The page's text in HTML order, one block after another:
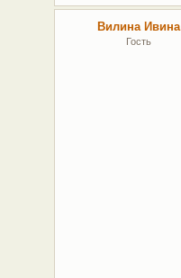
Вилина Ивина
Гость